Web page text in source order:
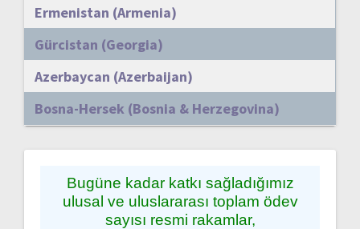
Ermenistan (Armenia)
Gürcistan (Georgia)
Azerbaycan (Azerbaijan)
Bosna-Hersek (Bosnia & Herzegovina)
Bugüne kadar katkı sağladığımız
ulusal ve uluslararası toplam ödev
sayısı resmi rakamlar,